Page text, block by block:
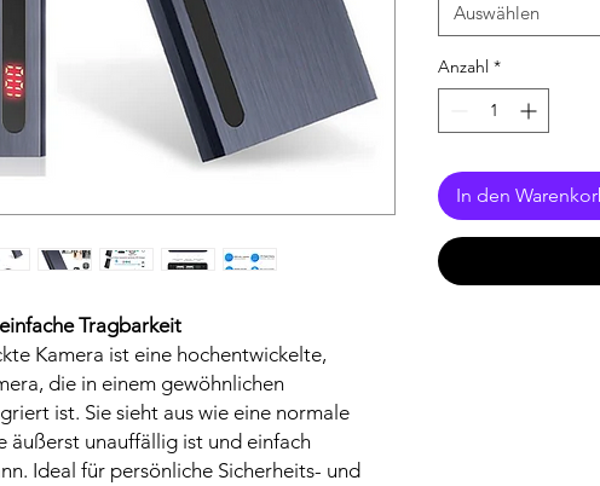
Tragbarkeit
Kamera ist eine hochentwickelte,
die in einem gewöhnlichen
ist. Sie sieht aus wie eine normale
äußerst unauffällig ist und einfach
Ideal für persönliche Sicherheits- und
Auswählen
Anzahl *
In den